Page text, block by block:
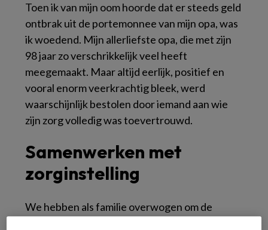
Toen ik van mijn oom hoorde dat er steeds geld
ontbrak uit de portemonnee van mijn opa, was
ik woedend. Mijn allerliefste opa, die met zijn
98 jaar zo verschrikkelijk veel heeft
meegemaakt. Maar altijd eerlijk, positief en
vooral enorm veerkrachtig bleek, werd
waarschijnlijk bestolen door iemand aan wie
zijn zorg volledig was toevertrouwd.
Samenwerken met
zorginstelling
We hebben als familie overwogen om de